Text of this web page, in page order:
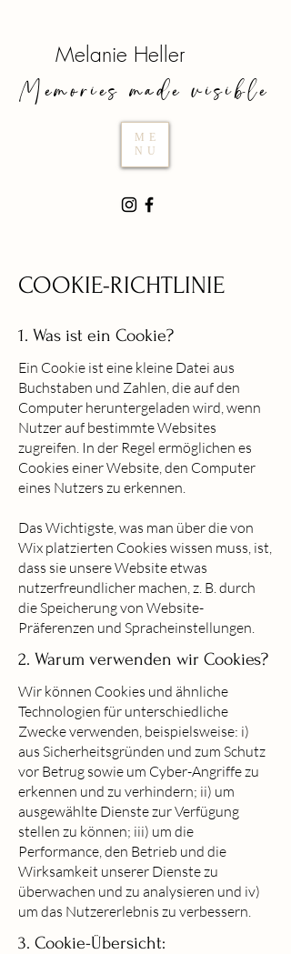
Melanie Heller
Memories made visible
ME
NU
COOKIE-RICHTLINIE
1. Was ist ein Cookie?
Ein Cookie ist eine kleine Datei aus
Buchstaben und Zahlen, die auf den
Computer heruntergeladen wird, wenn
Nutzer auf bestimmte Websites
zugreifen. In der Regel ermöglichen es
Cookies einer Website, den Computer
eines Nutzers zu erkennen.
Das Wichtigste, was man über die von
Wix platzierten Cookies wissen muss, ist,
dass sie unsere Website etwas
nutzerfreundlicher machen, z. B. durch
die Speicherung von Website-
Präferenzen und Spracheinstellungen.
2. Warum verwenden wir Cookies?
Wir können Cookies und ähnliche
Technologien für unterschiedliche
Zwecke verwenden, beispielsweise: i)
aus Sicherheitsgründen und zum Schutz
vor Betrug sowie um Cyber-Angriffe zu
erkennen und zu verhindern; ii) um
ausgewählte Dienste zur Verfügung
stellen zu können; iii) um die
Performance, den Betrieb und die
Wirksamkeit unserer Dienste zu
überwachen und zu analysieren und iv)
um das Nutzererlebnis zu verbessern.
3. Cookie-Übersicht: